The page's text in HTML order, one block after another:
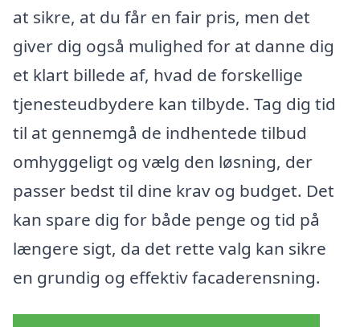
at sikre, at du får en fair pris, men det
giver dig også mulighed for at danne dig
et klart billede af, hvad de forskellige
tjenesteudbydere kan tilbyde. Tag dig tid
til at gennemgå de indhentede tilbud
omhyggeligt og vælg den løsning, der
passer bedst til dine krav og budget. Det
kan spare dig for både penge og tid på
længere sigt, da det rette valg kan sikre
en grundig og effektiv facaderensning.